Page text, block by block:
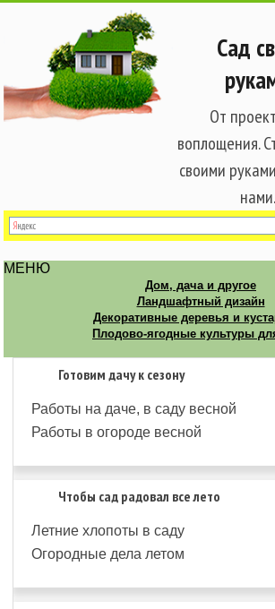
Сад
От
воплощения.
своими
нами.
МЕНЮ
Дом, дача и другое
Ландшафтный дизайн
Декоративные деревья и
Плодово-ягодные культуры
Готовим дачу к сезону
Работы на даче, в саду весной
Работы в огороде весной
Чтобы сад радовал все лето
Летние хлопоты в саду
Огородные дела летом